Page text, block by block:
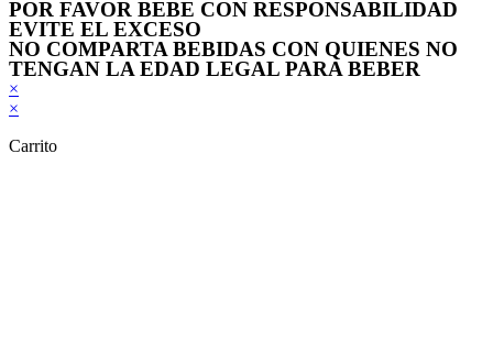
POR FAVOR BEBE CON RESPONSABILIDAD
EVITE EL EXCESO
NO COMPARTA BEBIDAS CON QUIENES NO
TENGAN LA EDAD LEGAL PARA BEBER
×
×
Carrito